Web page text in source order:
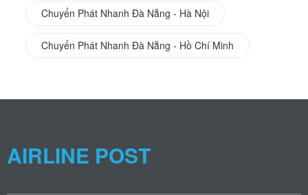
Chuyển Phát Nhanh Đà Nẵng - Hà Nội
Chuyển Phát Nhanh Đà Nẵng - Hồ Chí Minh
AIRLINE POST